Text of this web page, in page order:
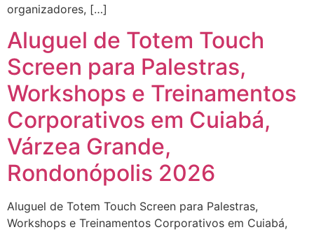
organizadores, […]
Aluguel de Totem Touch
Screen para Palestras,
Workshops e Treinamentos
Corporativos em Cuiabá,
Várzea Grande,
Rondonópolis 2026
Aluguel de Totem Touch Screen para Palestras,
Workshops e Treinamentos Corporativos em Cuiabá,